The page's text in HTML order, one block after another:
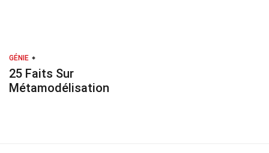
GÉNIE
25 Faits Sur
Métamodélisation